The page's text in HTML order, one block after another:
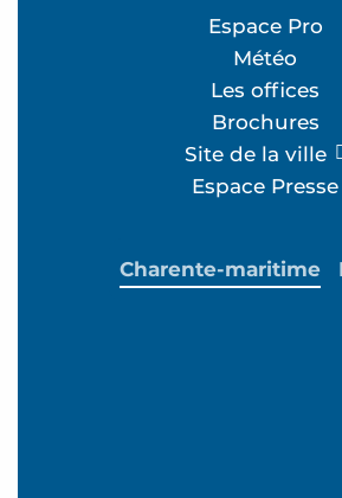
Espace Pro
Météo
Les offices
Brochures
Site de la ville
Espace Presse
Charente-maritime